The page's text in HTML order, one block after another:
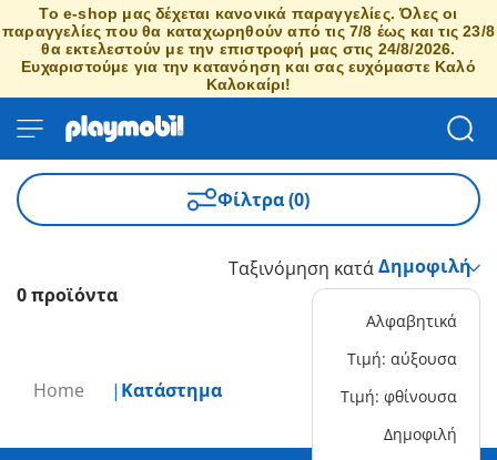
Το e-shop μας δέχεται κανονικά παραγγελίες. Όλες οι
παραγγελίες που θα καταχωρηθούν από τις 7/8 έως και τις 23/8
θα εκτελεστούν με την επιστροφή μας στις 24/8/2026.
Ευχαριστούμε για την κατανόηση και σας ευχόμαστε Καλό
Καλοκαίρι!
Home Κατάστημα
Φίλτρα (0)
0 προϊόντα
Ταξινόμηση κατά
Αλφαβητικά
Τιμή: αύξουσα
Τιμή: φθίνουσα
Δημοφιλή